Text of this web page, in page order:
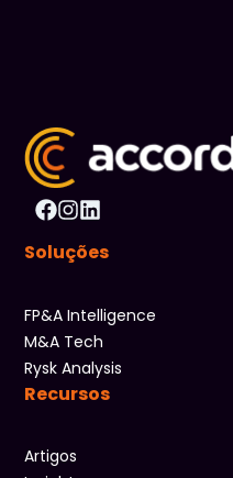
Soluções
FP&A Intelligence
M&A Tech
Rysk Analysis
Recursos
Artigos